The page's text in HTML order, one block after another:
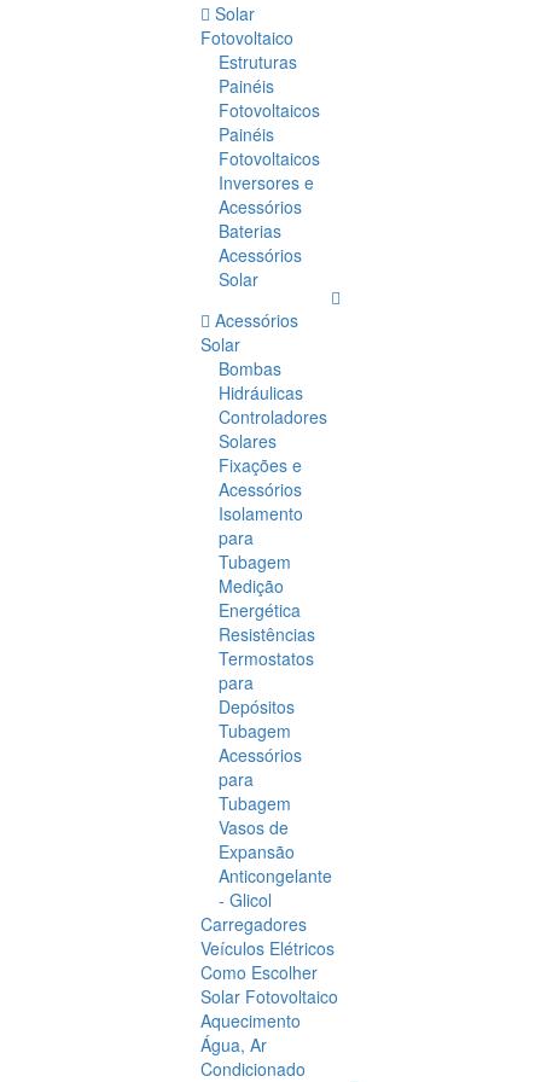
Solar
Fotovoltaico
Estruturas
Painéis
Fotovoltaicos
Painéis
Fotovoltaicos
Inversores e
Acessórios
Baterias
Acessórios
Solar
Acessórios
Solar
Bombas
Hidráulicas
Controladores
Solares
Fixações e
Acessórios
Isolamento
para
Tubagem
Medição
Energética
Resistências
Termostatos
para
Depósitos
Tubagem
Acessórios
para
Tubagem
Vasos de
Expansão
Anticongelante
- Glicol
Carregadores
Veículos Elétricos
Como Escolher
Solar Fotovoltaico
Aquecimento
Água, Ar
Condicionado